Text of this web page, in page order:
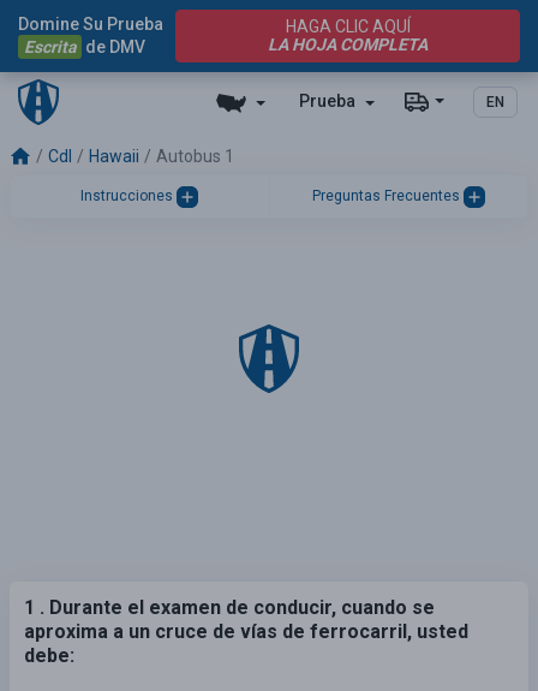
Prueba EN
Domine Su Prueba
Escrita de DMV
HAGA CLIC AQUÍ
LA HOJA COMPLETA
Cdl Hawaii Autobus 1
Instrucciones Preguntas Frecuentes
1 . Durante el examen de conducir, cuando se
aproxima a un cruce de vías de ferrocarril, usted
debe: